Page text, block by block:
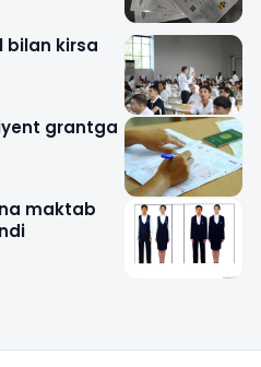
bilan kirsa
grantga
maktab